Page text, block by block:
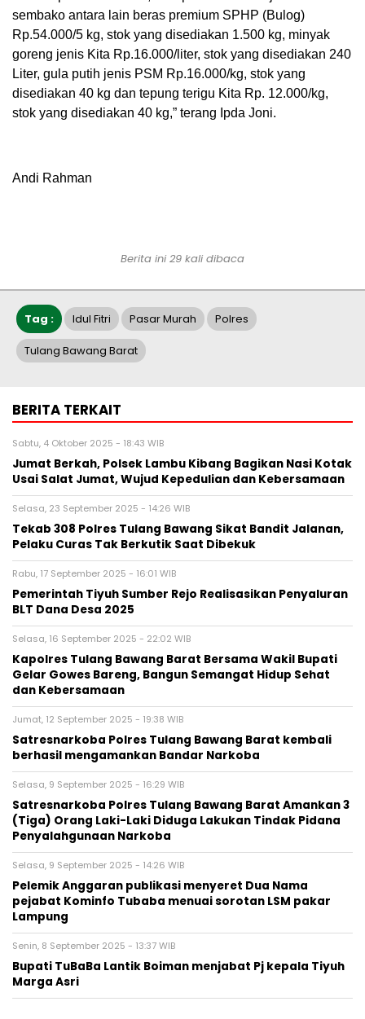
sembako antara lain beras premium SPHP (Bulog)
Rp.54.000/5 kg, stok yang disediakan 1.500 kg, minyak
goreng jenis Kita Rp.16.000/liter, stok yang disediakan 240
Liter, gula putih jenis PSM Rp.16.000/kg, stok yang
disediakan 40 kg dan tepung terigu Kita Rp. 12.000/kg,
stok yang disediakan 40 kg,” terang Ipda Joni.
Andi Rahman
Berita ini 29 kali dibaca
Tag : Idul Fitri Pasar Murah Polres
Tulang Bawang Barat
BERITA TERKAIT
Sabtu, 4 Oktober 2025 - 18:43 WIB
Jumat Berkah, Polsek Lambu Kibang Bagikan Nasi Kotak
Usai Salat Jumat, Wujud Kepedulian dan Kebersamaan
Selasa, 23 September 2025 - 14:26 WIB
Tekab 308 Polres Tulang Bawang Sikat Bandit Jalanan,
Pelaku Curas Tak Berkutik Saat Dibekuk
Rabu, 17 September 2025 - 16:01 WIB
Pemerintah Tiyuh Sumber Rejo Realisasikan Penyaluran
BLT Dana Desa 2025
Selasa, 16 September 2025 - 22:02 WIB
Kapolres Tulang Bawang Barat Bersama Wakil Bupati
Gelar Gowes Bareng, Bangun Semangat Hidup Sehat
dan Kebersamaan
Jumat, 12 September 2025 - 19:38 WIB
Satresnarkoba Polres Tulang Bawang Barat kembali
berhasil mengamankan Bandar Narkoba
Selasa, 9 September 2025 - 16:29 WIB
Satresnarkoba Polres Tulang Bawang Barat Amankan 3
(Tiga) Orang Laki-Laki Diduga Lakukan Tindak Pidana
Penyalahgunaan Narkoba
Selasa, 9 September 2025 - 14:26 WIB
Pelemik Anggaran publikasi menyeret Dua Nama
pejabat Kominfo Tubaba menuai sorotan LSM pakar
Lampung
Senin, 8 September 2025 - 13:37 WIB
Bupati TuBaBa Lantik Boiman menjabat Pj kepala Tiyuh
Marga Asri